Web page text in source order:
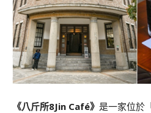
《八斤所8Jin Café》 是一家位於